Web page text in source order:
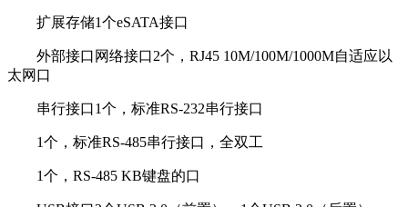
扩展存储1个eSATA接口
外部接口网络接口2个，RJ45 10M/100M/1000M自适应以
太网口
串行接口1个，标准RS-232串行接口
1个，标准RS-485串行接口，全双工
1个，RS-485 KB键盘的口